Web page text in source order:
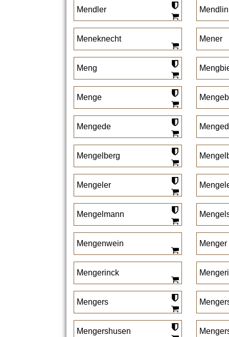
Mendler Mendlin
Meneknecht Mener
Meng
Menge
Mengede
Mengelberg
Mengeler
Mengelmann
Mengenwein Menger
Mengerinck
Mengers
Mengershusen